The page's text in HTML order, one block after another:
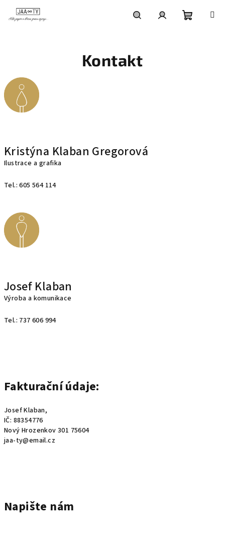
Kontakt
Kristýna Klaban Gregorová
Ilustrace a grafika
Tel.: 605 564 114
Josef Klaban
Výroba a komunikace
Tel.: 737 606 994
Fakturační údaje:
Josef Klaban,
IČ: 88354776
Nový Hrozenkov 301 75604
jaa-ty@email.cz
Napište nám